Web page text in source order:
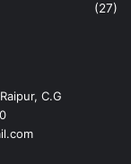
(27)
C.G